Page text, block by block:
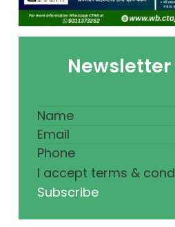
I accept terms &
Subscribe